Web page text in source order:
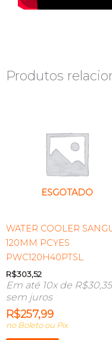
Produtos
ESGOTADO
WATER COOLER
120MM PCYES
PWC120H40PTSL
R$303,52
Em até 10x de R$30,35
sem juros
R$257,99
no Boleto ou Pix